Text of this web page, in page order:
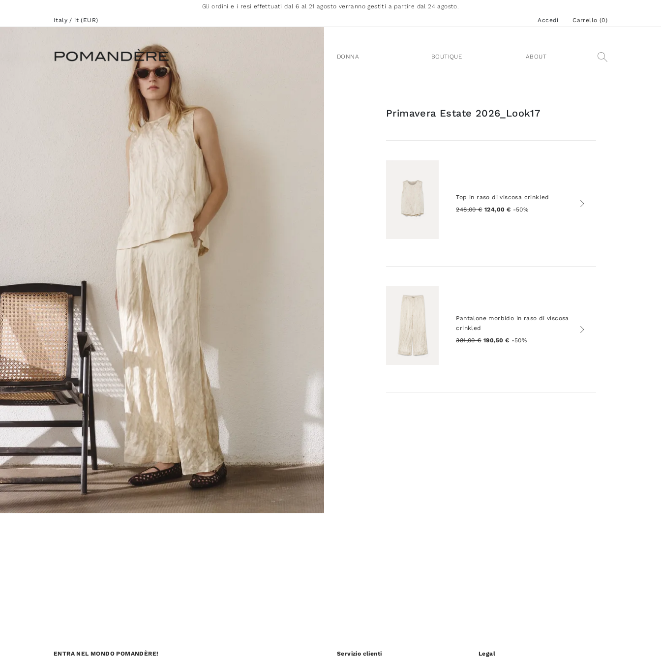
Gli ordini e i resi effettuati dal 6 al 21 agosto verranno gestiti a partire dal 24 agosto.
Italy / it (EUR)
Accedi Carrello (0)
DONNA BOUTIQUE ABOUT
Primavera Estate 2026_Look17
Top in raso di viscosa crinkled
248,00 € 124,00 € -50%
Pantalone morbido in raso di viscosa
crinkled
381,00 € 190,50 € -50%
ENTRA NEL MONDO POMANDÈRE! Servizio clienti Legal